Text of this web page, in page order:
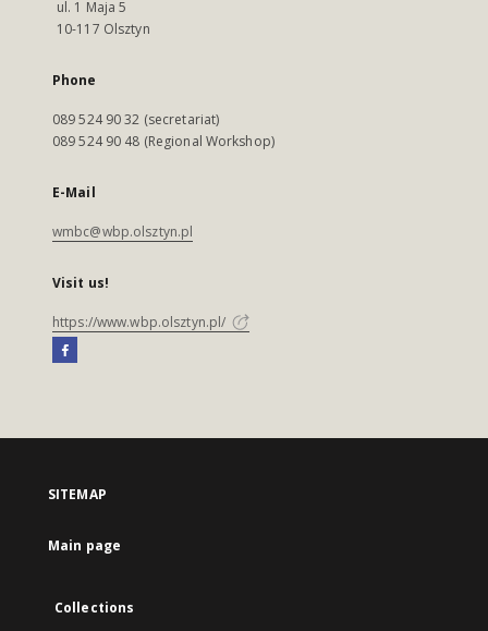
ul. 1 Maja 5
10-117 Olsztyn
Phone
089 524 90 32 (secretariat)
089 524 90 48 (Regional Workshop)
E-Mail
wmbc@wbp.olsztyn.pl
Visit us!
https://www.wbp.olsztyn.pl/
SITEMAP
Main page
Collections